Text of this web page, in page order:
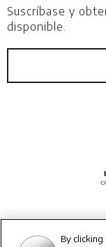
Suscríbase y
disponible.
By clicking